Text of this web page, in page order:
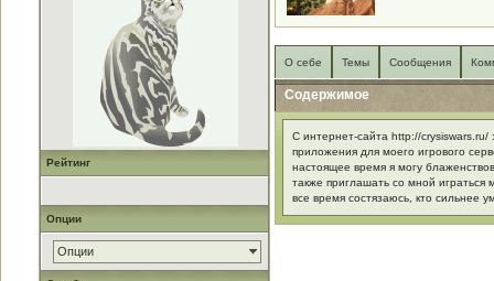
Рейтинг
Опции
Опции
О себе Темы Сообщения
Содержимое
С интернет-сайта http://crysiswars.ru/
приложения для моего игрового
настоящее время я могу
также приглашать со мной играться
все время состязаюсь, кто сильнее